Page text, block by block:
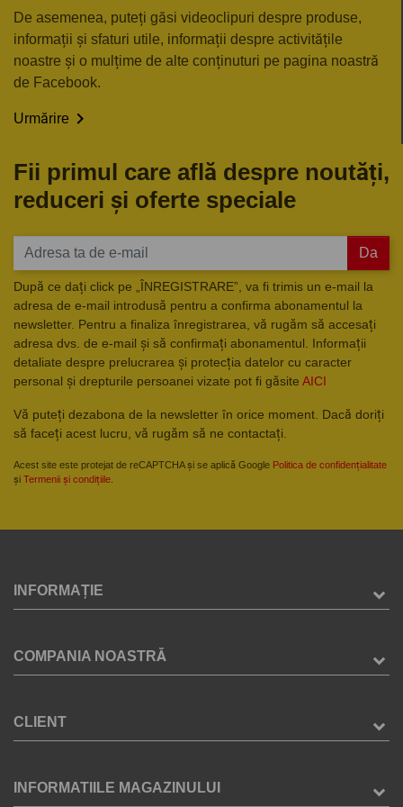
De asemenea, puteți găsi videoclipuri despre produse,
informații și sfaturi utile, informații despre activitățile
noastre și o mulțime de alte conținuturi pe pagina noastră
de Facebook.
Urmărire 
Fii primul care află despre noutăți,
reduceri și oferte speciale
Da
După ce dați click pe „ÎNREGISTRARE”, va fi trimis un e-mail la
adresa de e-mail introdusă pentru a confirma abonamentul la
newsletter. Pentru a finaliza înregistrarea, vă rugăm să accesați
adresa dvs. de e-mail și să confirmați abonamentul. Informații
detaliate despre prelucrarea și protecția datelor cu caracter
personal și drepturile persoanei vizate pot fi găsite AICI
Vă puteți dezabona de la newsletter în orice moment. Dacă doriți
să faceți acest lucru, vă rugăm să ne contactați.
Acest site este protejat de reCAPTCHA și se aplică Google Politica de confidențialitate
și Termenii și condițiile
INFORMAȚIE
COMPANIA NOASTRĂ
CLIENT
INFORMATIILE MAGAZINULUI